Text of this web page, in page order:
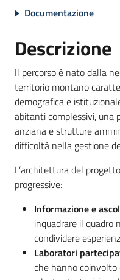
Documentazione
Descrizione
Il percorso è nato dalla
territorio montano
demografica e
abitanti complessivi, una
anziana e strutture
difficoltà nella gestione
L’architettura del
progressive:
Informazione e
inquadrare il quadro
condividere
Laboratori
che hanno